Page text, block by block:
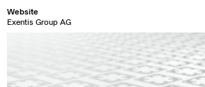
Website
Exentis Group AG